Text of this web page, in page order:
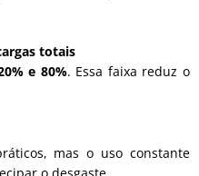
totais
e 80%. Essa faixa reduz o
mas o uso constante